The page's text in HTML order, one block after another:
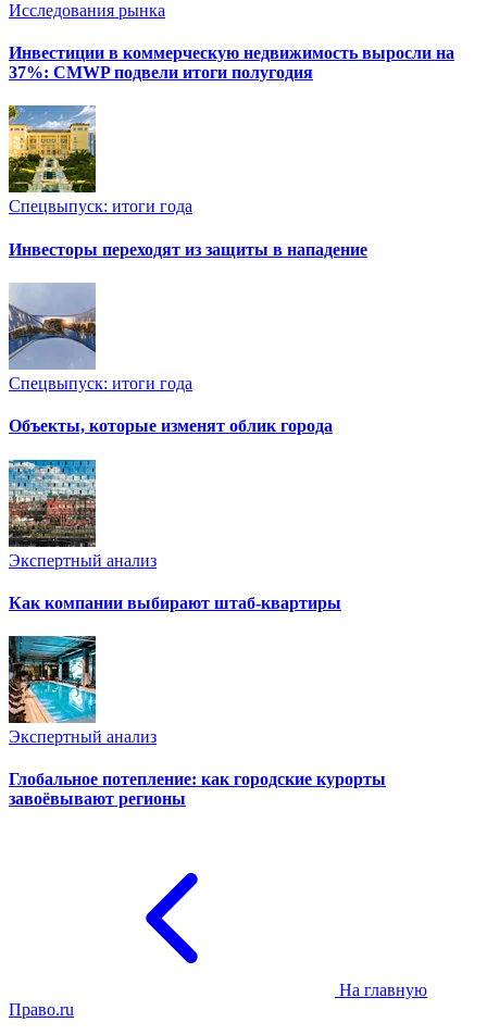
Исследования рынка
Инвестиции в коммерческую недвижимость выросли на
37%: CMWP подвели итоги полугодия
Спецвыпуск: итоги года
Инвесторы переходят из защиты в нападение
Спецвыпуск: итоги года
Объекты, которые изменят облик города
Экспертный анализ
Как компании выбирают штаб-квартиры
Экспертный анализ
Глобальное потепление: как городские курорты
завоёвывают регионы
На главную
Право.ru